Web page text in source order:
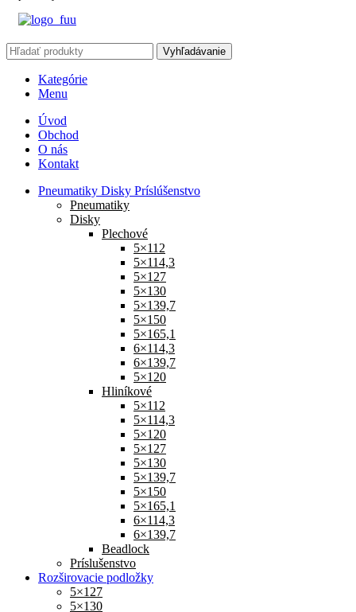
Vyhľadávanie
Kategórie
Menu
Úvod
Obchod
O nás
Kontakt
Pneumatiky Disky Príslúšenstvo
Pneumatiky
Disky
Plechové
5×112
5×114,3
5×127
5×130
5×139,7
5×150
5×165,1
6×114,3
6×139,7
5×120
Hliníkové
5×112
5×114,3
5×120
5×127
5×130
5×139,7
5×150
5×165,1
6×114,3
6×139,7
Beadlock
Príslušenstvo
Rozširovacie podložky
5×127
5×130